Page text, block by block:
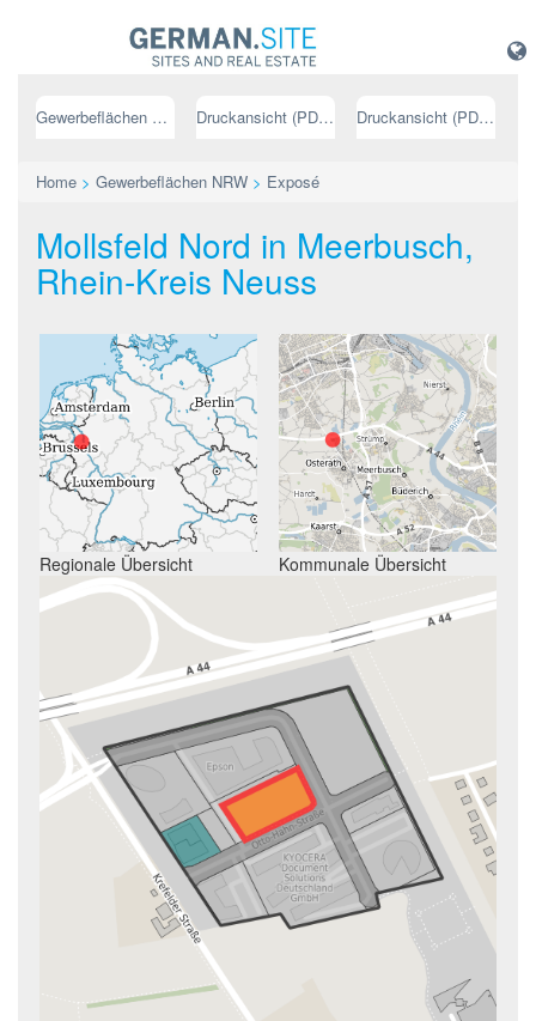
Gewerbeflächen NRW Druckansicht (PDF) // deutsch Druckansicht (PDF) // englisch
Home > Gewerbeflächen NRW > Exposé
Mollsfeld Nord in Meerbusch,
Rhein-Kreis Neuss
Regionale Übersicht Kommunale Übersicht